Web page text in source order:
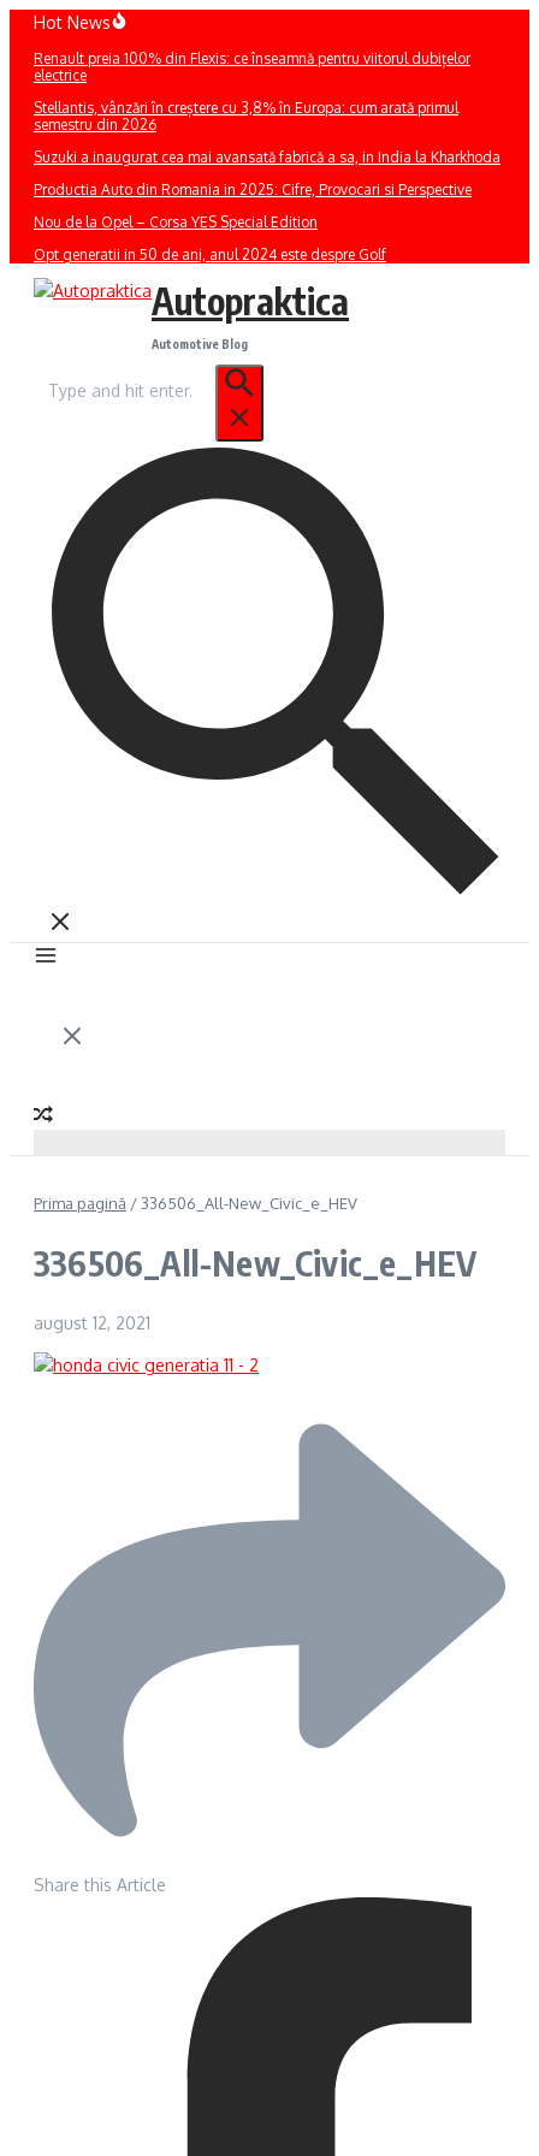
Sari
conținut
Hot News
Renault preia 100% din Flexis: ce înseamnă pentru viitorul dubițelor
electrice
Stellantis, vânzări în creștere cu 3,8% în Europa: cum arată primul
semestru din 2026
Suzuki a inaugurat cea mai avansată fabrică a sa, in India la Kharkhoda
Productia Auto din Romania in 2025: Cifre, Provocari si Perspective
Nou de la Opel – Corsa YES Special Edition
Opt generatii in 50 de ani, anul 2024 este despre Golf
Autopraktica
Automotive Blog
după:
Prima pagină / 336506_All-New_Civic_e_HEV
336506_All-New_Civic_e_HEV
august 12, 2021
Share this Article